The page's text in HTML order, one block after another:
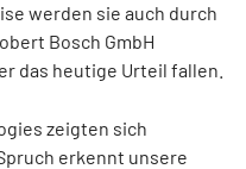
werden sie auch durch
Bosch GmbH
das heutige Urteil fallen.
zeigten sich
erkennt unsere